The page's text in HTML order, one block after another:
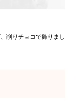
削りチョコで飾りま